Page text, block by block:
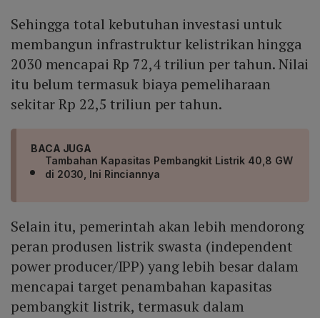
Sehingga total kebutuhan investasi untuk
membangun infrastruktur kelistrikan hingga
2030 mencapai Rp 72,4 triliun per tahun. Nilai
itu belum termasuk biaya pemeliharaan
sekitar Rp 22,5 triliun per tahun.
BACA JUGA
Tambahan Kapasitas Pembangkit Listrik 40,8 GW
di 2030, Ini Rinciannya
Selain itu, pemerintah akan lebih mendorong
peran produsen listrik swasta (independent
power producer/IPP) yang lebih besar dalam
mencapai target penambahan kapasitas
pembangkit listrik, termasuk dalam